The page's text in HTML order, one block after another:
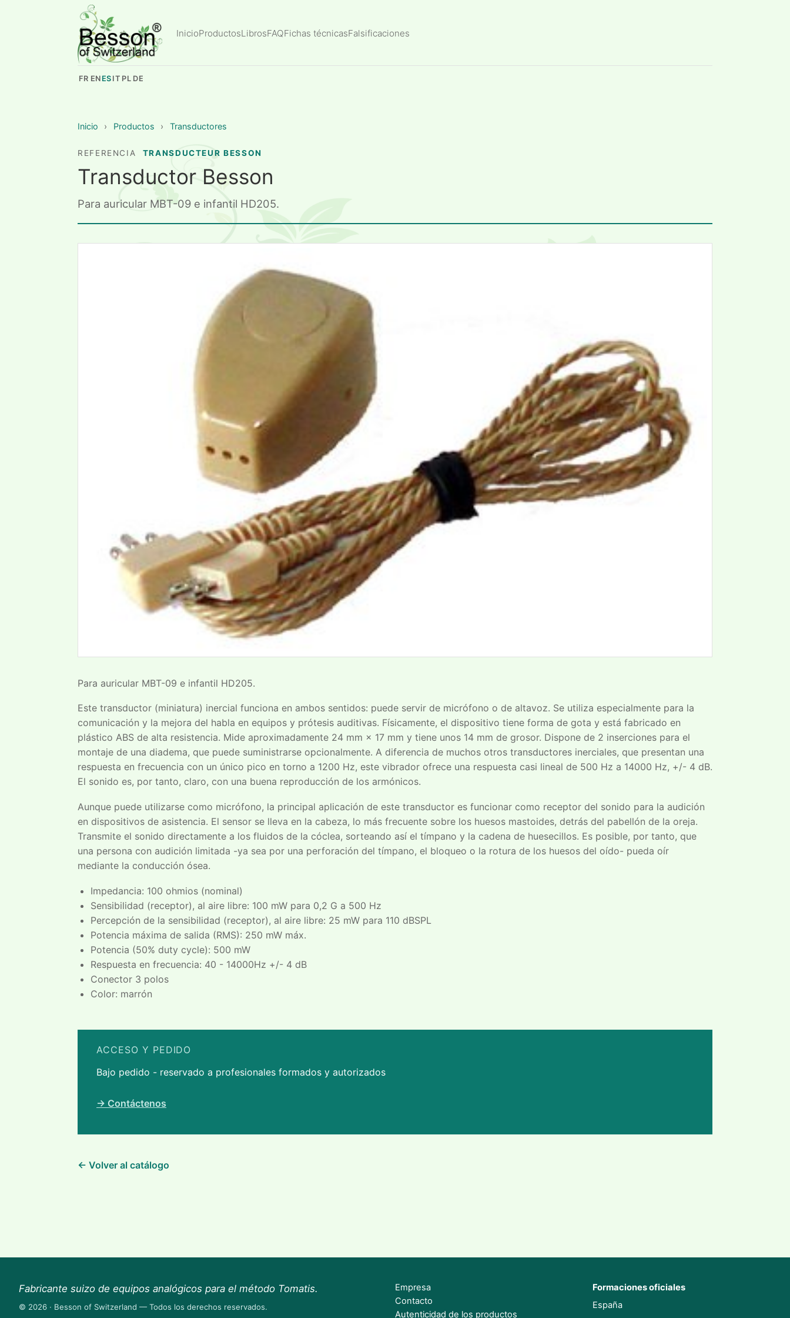
InicioProductosLibrosFAQFichas técnicasFalsificaciones
FR EN ES IT PL DE
Inicio › Productos › Transductores
REFERENCIA TRANSDUCTEUR BESSON
Transductor Besson
Para auricular MBT-09 e infantil HD205.
Para auricular MBT-09 e infantil HD205.
Este transductor (miniatura) inercial funciona en ambos sentidos: puede servir de micrófono o de altavoz. Se utiliza especialmente para la
comunicación y la mejora del habla en equipos y prótesis auditivas. Físicamente, el dispositivo tiene forma de gota y está fabricado en
plástico ABS de alta resistencia. Mide aproximadamente 24 mm × 17 mm y tiene unos 14 mm de grosor. Dispone de 2 inserciones para el
montaje de una diadema, que puede suministrarse opcionalmente. A diferencia de muchos otros transductores inerciales, que presentan una
respuesta en frecuencia con un único pico en torno a 1200 Hz, este vibrador ofrece una respuesta casi lineal de 500 Hz a 14000 Hz, +/- 4 dB.
El sonido es, por tanto, claro, con una buena reproducción de los armónicos.
Aunque puede utilizarse como micrófono, la principal aplicación de este transductor es funcionar como receptor del sonido para la audición
en dispositivos de asistencia. El sensor se lleva en la cabeza, lo más frecuente sobre los huesos mastoides, detrás del pabellón de la oreja.
Transmite el sonido directamente a los fluidos de la cóclea, sorteando así el tímpano y la cadena de huesecillos. Es posible, por tanto, que
una persona con audición limitada -ya sea por una perforación del tímpano, el bloqueo o la rotura de los huesos del oído- pueda oír
mediante la conducción ósea.
Impedancia: 100 ohmios (nominal)
Sensibilidad (receptor), al aire libre: 100 mW para 0,2 G a 500 Hz
Percepción de la sensibilidad (receptor), al aire libre: 25 mW para 110 dBSPL
Potencia máxima de salida (RMS): 250 mW máx.
Potencia (50% duty cycle): 500 mW
Respuesta en frecuencia: 40 - 14000Hz +/- 4 dB
Conector 3 polos
Color: marrón
ACCESO Y PEDIDO
Bajo pedido - reservado a profesionales formados y autorizados
→ Contáctenos
← Volver al catálogo
Fabricante suizo de equipos analógicos para el método Tomatis.
© 2026 · Besson of Switzerland — Todos los derechos reservados.
Empresa
Contacto
Autenticidad de los productos
Formaciones oficiales
España